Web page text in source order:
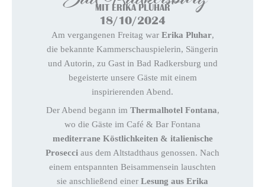
MIT ERIKA PLUHAR
18/10/2024
Am vergangenen Freitag war Erika Pluhar,
die bekannte Kammerschauspielerin, Sängerin
und Autorin, zu Gast in Bad Radkersburg und
begeisterte unsere Gäste mit einem
inspirierenden Abend.
Der Abend begann im Thermalhotel Fontana,
wo die Gäste im Café & Bar Fontana
mediterrane Köstlichkeiten & italienische
Prosecci aus dem Altstadthaus genossen. Nach
einem entspannten Beisammensein lauschten
sie anschließend einer Lesung aus Erika